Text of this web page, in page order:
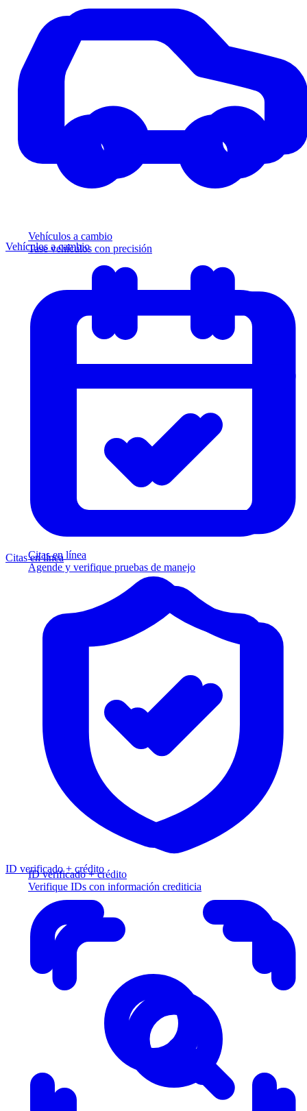
Vehículos a cambio
Tase vehículos con precisión
Citas en línea
Agende y verifique pruebas de manejo
ID verificado + crédito
Verifique IDs con información crediticia
Vehículos a cambio
Citas en línea
ID verificado + crédito